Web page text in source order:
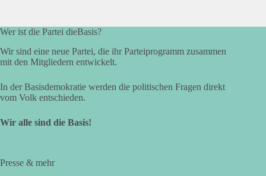
Wer ist die Partei dieBasis?
Wir sind eine neue Partei, die ihr Parteiprogramm zusammen
mit den Mitgliedern entwickelt.
In der Basisdemokratie werden die politischen Fragen direkt
vom Volk entschieden.
Wir alle sind die Basis!
Presse & mehr